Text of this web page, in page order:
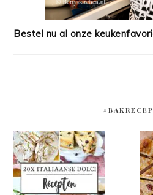
Bestel nu al onze